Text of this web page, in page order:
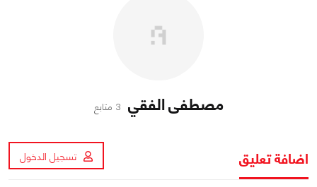
مصطفى الفقي 3 متابع
اضافة تعليق تسجيل الدخول